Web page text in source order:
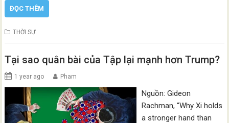
ĐỌC THÊM
THỜI SỰ
Tại sao quân bài của Tập lại mạnh hơn Trump?
1 year ago Pham
Nguồn: Gideon
Rachman, “Why Xi holds
a stronger hand than